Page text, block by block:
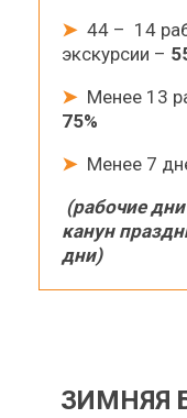
➤44 – 14
экскурсии –
➤Менее 13
75%
➤Менее 7
(рабочие
канун
дни)
ЗИМНЯЯ